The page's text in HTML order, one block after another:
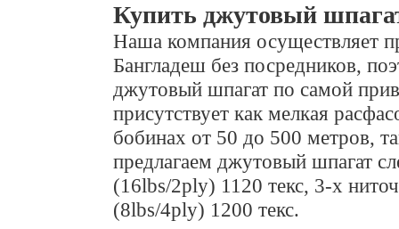
Купить джутовый
Наша компания осуществляет
Бангладеш без посредников,
джутовый шпагат по самой
присутствует как мелкая
бобинах от 50 до 500 метров,
предлагаем джутовый шпагат
(16lbs/2ply) 1120 текс, 3-х
(8lbs/4ply) 1200 текс.